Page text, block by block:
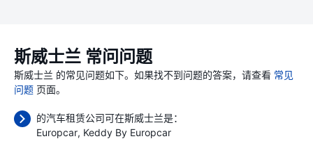
斯威士兰 常问问题
斯威士兰 的常见问题如下。如果找不到问题的答案，请查看 常见
问题 页面。
的汽车租赁公司可在斯威士兰是：
Europcar Keddy By Europcar